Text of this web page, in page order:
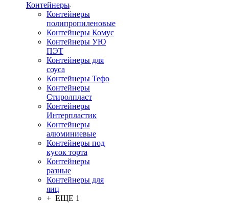
Контейнеры
Контейнеры
полипропиленовые
Контейнеры Комус
Контейнеры УЮ
ПЭТ
Контейнеры для
соуса
Контейнеры Тефо
Контейнеры
Стиролпласт
Контейнеры
Интерпластик
Контейнеры
алюминиевые
Контейнеры под
кусок торта
Контейнеры
разные
Контейнеры для
яиц
+ ЕЩЕ 1